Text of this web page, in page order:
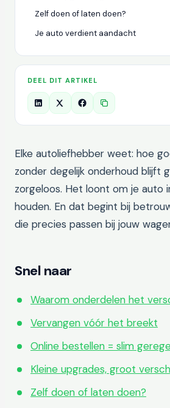
Zelf doen of laten doen?
Je auto verdient aandacht
DEEL DIT ARTIKEL
Elke autoliefhebber weet: hoe
zonder degelijk onderhoud blijft
zorgeloos. Het loont om je auto
houden. En dat begint bij
die precies passen bij jouw
Snel naar
Waarom onderdelen het
Vervangen vóór het breekt
Online bestellen = slim
Kleine upgrades, groot
Zelf doen of laten doen?